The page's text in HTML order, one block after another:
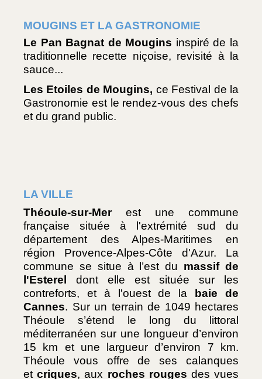
MOUGINS ET LA GASTRONOMIE
Le Pan Bagnat de Mougins inspiré de la
traditionnelle recette niçoise, revisité à la
sauce...
Les Etoiles de Mougins, ce Festival de la
Gastronomie est le rendez-vous des chefs
et du grand public.
LA VILLE
Théoule-sur-Mer est une commune
française située à l'extrémité sud du
département des Alpes-Maritimes en
région Provence-Alpes-Côte d'Azur. La
commune se situe à l’est du massif de
l'Esterel dont elle est située sur les
contreforts, et à l'ouest de la baie de
Cannes. Sur un terrain de 1049 hectares
Théoule s’étend le long du littoral
méditerranéen sur une longueur d’environ
15 km et une largueur d’environ 7 km.
Théoule vous offre de ses calanques
et criques, aux roches rouges des vues